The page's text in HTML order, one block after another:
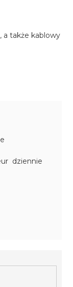
a także kablowy
dziennie